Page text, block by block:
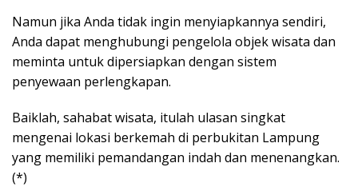
Namun jika Anda tidak ingin menyiapkannya sendiri,
Anda dapat menghubungi pengelola objek wisata dan
meminta untuk dipersiapkan dengan sistem
penyewaan perlengkapan.
Baiklah, sahabat wisata, itulah ulasan singkat
mengenai lokasi berkemah di perbukitan Lampung
yang memiliki pemandangan indah dan menenangkan.
(*)